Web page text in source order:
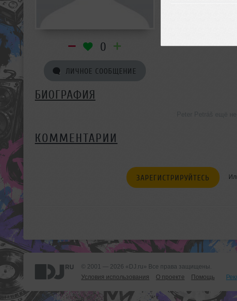
0
ЛИЧНОЕ СООБЩЕНИЕ
БИОГРАФИЯ
КОММЕНТАРИИ
ЗАРЕГИСТРИРУЙТЕСЬ
© 2001 — 2026 «DJ.ru» Все права защищены.
Условия использования
О проекте Помощь